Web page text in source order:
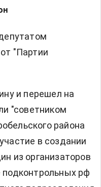
"Партии
и перешел на
"советником
района
в создании
из организаторов
подконтрольных рф